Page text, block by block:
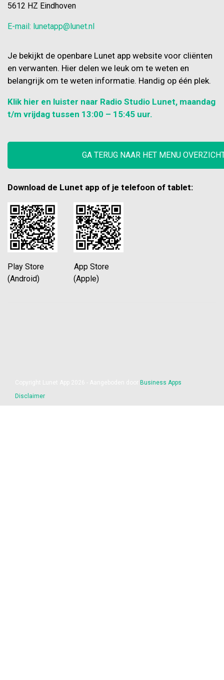
5612 HZ Eindhoven
E-mail: lunetapp@lunet.nl
Je bekijkt de openbare Lunet app website voor cliënten
en verwanten. Hier delen we leuk om te weten en
belangrijk om te weten informatie. Handig op één plek.
Klik hier en luister naar Radio Studio Lunet, maandag
t/m vrijdag tussen 13:00 – 15:45 uur.
GA TERUG NAAR HET MENU
Download de Lunet app of je telefoon of tablet:
Play Store App Store
(Android) (Apple)
Business Apps
Disclaimer